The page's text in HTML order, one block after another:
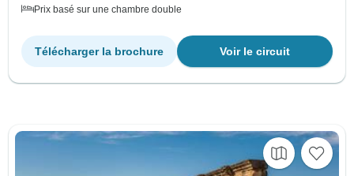
Prix basé sur une chambre double
Voir le circuit
Télécharger la brochure